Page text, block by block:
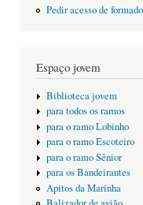
Pedir acesso de
Espaço jovem
Biblioteca jovem
para todos os ramos
para o ramo Lobinho
para o ramo Escoteiro
para o ramo Sênior
para os Bandeirantes
Apitos da Marinha